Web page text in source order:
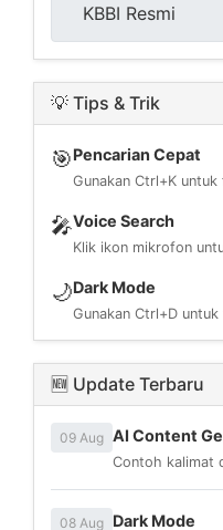
KBBI Resmi
💡 Tips & Trik
🎯Pencarian Cepat
Gunakan Ctrl+K
🎤Voice Search
Klik ikon mikrofon
🌙Dark Mode
Gunakan Ctrl+D
🆕 Update Terbaru
09 Aug AI Content
Contoh kalimat
08 Aug Dark Mode